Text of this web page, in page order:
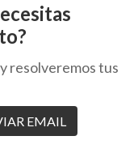
resolveremos tus
EMAIL